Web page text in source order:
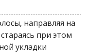
направляя на
при этом
укладки